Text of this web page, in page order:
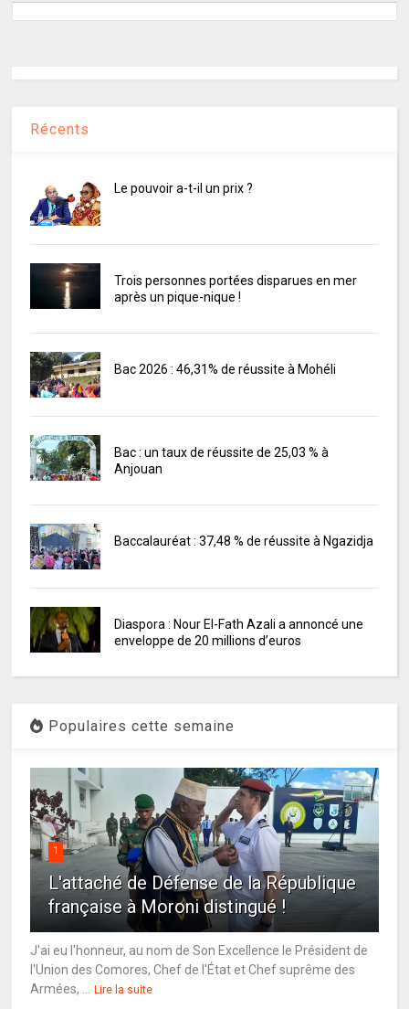
Récents
Le pouvoir a-t-il un prix ?
Trois personnes portées disparues en mer
après un pique-nique !
Bac 2026 : 46,31% de réussite à Mohéli
Bac : un taux de réussite de 25,03 % à
Anjouan
Baccalauréat : 37,48 % de réussite à Ngazidja
Diaspora : Nour El-Fath Azali a annoncé une
enveloppe de 20 millions d’euros
Populaires cette semaine
1
L'attaché de Défense de la République
française à Moroni distingué !
J'ai eu l'honneur, au nom de Son Excellence le Président de
l'Union des Comores, Chef de l'État et Chef suprême des
Armées, ...
Lire la suite